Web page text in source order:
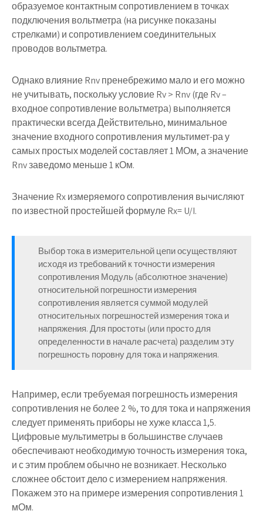
образуемое контактным сопротивлением в точках
подключения вольтметра (на рисунке показаны
стрелками) и сопротивлением соединительных
проводов вольтметра.
Однако влияние Rnv пренебрежимо мало и его можно
не учитывать, поскольку условие Rv > Rnv (где Rv –
входное сопротивление вольтметра) выполняется
практически всегда Действительно, минимальное
значение входного сопротивления мультимет-ра у
самых простых моделей составляет 1 МОм, а значение
Rnv заведомо меньше 1 кОм.
Значение Rx измеряемого сопротивления вычисляют
по известной простейшей формуле Rx= U/I.
Выбор тока в измерительной цепи осуществляют
исходя из требований к точности измерения
сопротивления Модуль (абсолютное значение)
относительной погрешности измерения
сопротивления является суммой модулей
относительных погрешностей измерения тока и
напряжения. Для простоты (или просто для
определенности в начале расчета) разделим эту
погрешность поровну для тока и напряжения.
Например, если требуемая погрешность измерения
сопротивления не более 2 %, то для тока и напряжения
следует применять приборы не хуже класса 1,5.
Цифровые мультиметры в большинстве случаев
обеспечивают необходимую точность измерения тока,
и с этим проблем обычно не возникает. Несколько
сложнее обстоит дело с измерением напряжения.
Покажем это на примере измерения сопротивления 1
мОм.